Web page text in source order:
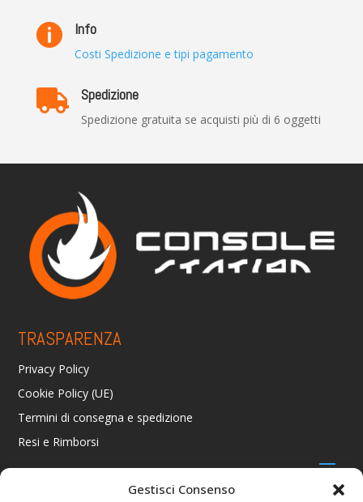
Gestisci Consenso
 Info
Costi Spedizione e tipi pagamento
 Spedizione
Spedizione gratuita se acquisti più di 6 oggetti
TRASPARENZA
Privacy Policy
Cookie Policy (UE)
Termini di consegna e spedizione
Resi e Rimborsi